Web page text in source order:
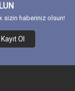
sizin haberiniz olsun!
Kayıt Ol